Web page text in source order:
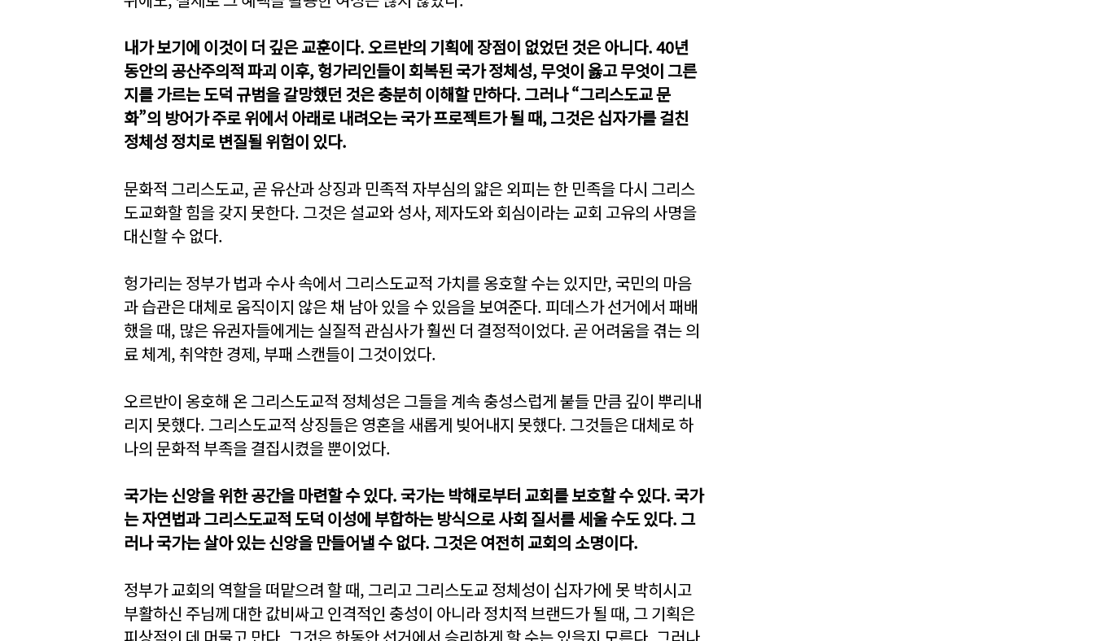
내가 보기에 이것이 더 깊은 교훈이다. 오르반의 기획에 장점이 없었던 것은 아니다. 40년
동안의 공산주의적 파괴 이후, 헝가리인들이 회복된 국가 정체성, 무엇이 옳고 무엇이 그른
지를 가르는 도덕 규범을 갈망했던 것은 충분히 이해할 만하다. 그러나 “그리스도교 문
화”의 방어가 주로 위에서 아래로 내려오는 국가 프로젝트가 될 때, 그것은 십자가를 걸친
정체성 정치로 변질될 위험이 있다.
문화적 그리스도교, 곧 유산과 상징과 민족적 자부심의 얇은 외피는 한 민족을 다시 그리스
도교화할 힘을 갖지 못한다. 그것은 설교와 성사, 제자도와 회심이라는 교회 고유의 사명을
대신할 수 없다.
헝가리는 정부가 법과 수사 속에서 그리스도교적 가치를 옹호할 수는 있지만, 국민의 마음
과 습관은 대체로 움직이지 않은 채 남아 있을 수 있음을 보여준다. 피데스가 선거에서 패배
했을 때, 많은 유권자들에게는 실질적 관심사가 훨씬 더 결정적이었다. 곧 어려움을 겪는 의
료 체계, 취약한 경제, 부패 스캔들이 그것이었다.
오르반이 옹호해 온 그리스도교적 정체성은 그들을 계속 충성스럽게 붙들 만큼 깊이 뿌리내
리지 못했다. 그리스도교적 상징들은 영혼을 새롭게 빚어내지 못했다. 그것들은 대체로 하
나의 문화적 부족을 결집시켰을 뿐이었다.
국가는 신앙을 위한 공간을 마련할 수 있다. 국가는 박해로부터 교회를 보호할 수 있다. 국가
는 자연법과 그리스도교적 도덕 이성에 부합하는 방식으로 사회 질서를 세울 수도 있다. 그
러나 국가는 살아 있는 신앙을 만들어낼 수 없다. 그것은 여전히 교회의 소명이다.
정부가 교회의 역할을 떠맡으려 할 때, 그리고 그리스도교 정체성이 십자가에 못 박히시고
부활하신 주님께 대한 값비싸고 인격적인 충성이 아니라 정치적 브랜드가 될 때, 그 기획은